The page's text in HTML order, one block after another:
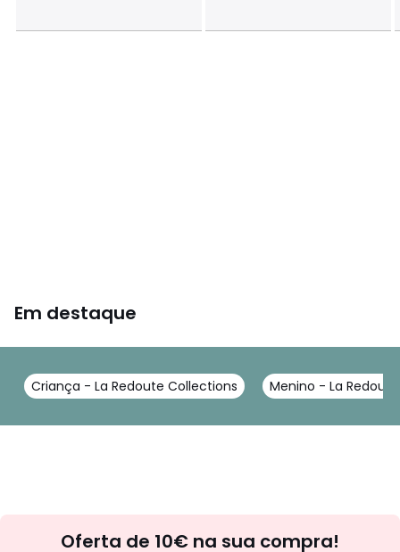
Em destaque
Criança - La Redoute Collections Menino - La
Oferta de 10€ na sua compra!